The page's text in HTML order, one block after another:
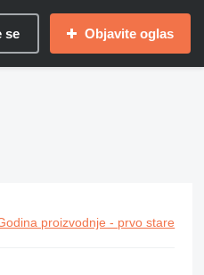
se Objavite oglas
proizvodnje - prvo stare